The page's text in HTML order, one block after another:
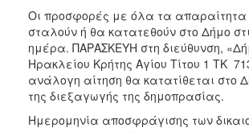
ΔΗΜΟΤΗΣ
ΕΠΙΣΚΕΠΤΗΣ
ΗΡΑΚΛΕΙΟ
Οι προσφορές με όλα τα απαραίτητα
σταλούν ή θα κατατεθούν στο Δήμο
ημέρα. ΠΑΡΑΣΚΕΥΗ στη διεύθυνση,
Ηρακλείου Κρήτης Αγίου Τίτου 1 ΤΚ
ανάλογη αίτηση θα κατατίθεται στο
της διεξαγωγής της δημοπρασίας.
Ημερομηνία αποσφράγισης των